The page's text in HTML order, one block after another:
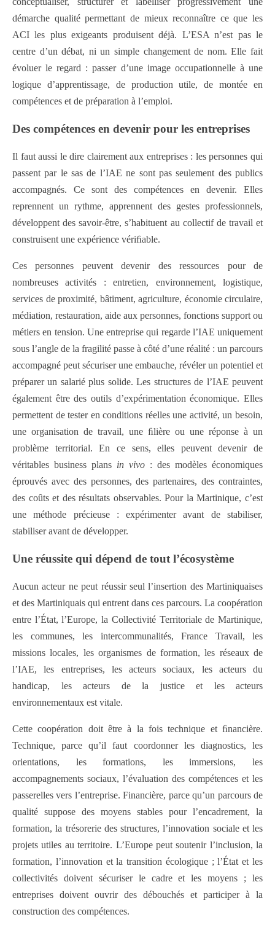
démarche qualité permettant de mieux reconnaître ce que les
ACI les plus exigeants produisent déjà. L’ESA n’est pas le
centre d’un débat, ni un simple changement de nom. Elle fait
évoluer le regard : passer d’une image occupationnelle à une
logique d’apprentissage, de production utile, de montée en
compétences et de préparation à l’emploi.
Des compétences en devenir pour les entreprises
Il faut aussi le dire clairement aux entreprises : les personnes qui
passent par le sas de l’IAE ne sont pas seulement des publics
accompagnés. Ce sont des compétences en devenir. Elles
reprennent un rythme, apprennent des gestes professionnels,
développent des savoir-être, s’habituent au collectif de travail et
construisent une expérience vériﬁable.
Ces personnes peuvent devenir des ressources pour de
nombreuses activités : entretien, environnement, logistique,
services de proximité, bâtiment, agriculture, économie circulaire,
médiation, restauration, aide aux personnes, fonctions support ou
métiers en tension. Une entreprise qui regarde l’IAE uniquement
sous l’angle de la fragilité passe à côté d’une réalité : un parcours
accompagné peut sécuriser une embauche, révéler un potentiel et
préparer un salarié plus solide. Les structures de l’IAE peuvent
également être des outils d’expérimentation économique. Elles
permettent de tester en conditions réelles une activité, un besoin,
une organisation de travail, une ﬁlière ou une réponse à un
problème territorial. En ce sens, elles peuvent devenir de
véritables business plans in vivo : des modèles économiques
éprouvés avec des personnes, des partenaires, des contraintes,
des coûts et des résultats observables. Pour la Martinique, c’est
une méthode précieuse : expérimenter avant de stabiliser,
stabiliser avant de développer.
Une réussite qui dépend de tout lʼécosystème
Aucun acteur ne peut réussir seul l’insertion des Martiniquaises
et des Martiniquais qui entrent dans ces parcours. La coopération
entre l’État, l’Europe, la Collectivité Territoriale de Martinique,
les communes, les intercommunalités, France Travail, les
missions locales, les organismes de formation, les réseaux de
l’IAE, les entreprises, les acteurs sociaux, les acteurs du
handicap, les acteurs de la justice et les acteurs
environnementaux est vitale.
Cette coopération doit être à la fois technique et ﬁnancière.
Technique, parce qu’il faut coordonner les diagnostics, les
orientations, les formations, les immersions, les
accompagnements sociaux, l’évaluation des compétences et les
passerelles vers l’entreprise. Financière, parce qu’un parcours de
qualité suppose des moyens stables pour l’encadrement, la
formation, la trésorerie des structures, l’innovation sociale et les
projets utiles au territoire. L’Europe peut soutenir l’inclusion, la
formation, l’innovation et la transition écologique ; l’État et les
collectivités doivent sécuriser le cadre et les moyens ; les
entreprises doivent ouvrir des débouchés et participer à la
construction des compétences.